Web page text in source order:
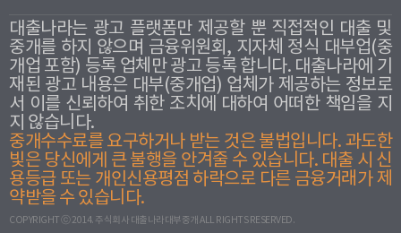
대출나라는 광고 플랫폼만 제공할 뿐 직접적인 대출 및
중개를 하지 않으며 금융위원회, 지자체 정식 대부업(중
개업 포함) 등록 업체만 광고 등록 합니다. 대출나라에 기
재된 광고 내용은 대부(중개업) 업체가 제공하는 정보로
서 이를 신뢰하여 취한 조치에 대하여 어떠한 책임을 지
지 않습니다.
중개수수료를 요구하거나 받는 것은 불법입니다. 과도한
빛은 당신에게 큰 불행을 안겨줄 수 있습니다. 대출 시 신
용등급 또는 개인신용평점 하락으로 다른 금융거래가 제
약받을 수 있습니다.
COPYRIGHT ⓒ 2014. 주식회사 대출나라대부중개 ALL RIGHTS RESERVED.